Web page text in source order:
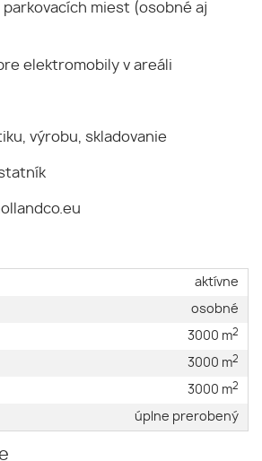
miest (osobné aj
elektromobily v areáli
výrobu, skladovanie
aktívne
osobné
3000 m2
3000 m2
3000 m2
úplne prerobený